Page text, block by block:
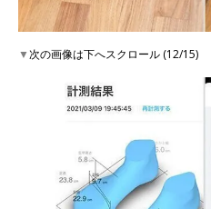
▼次の画像は下へスクロール (12/15)